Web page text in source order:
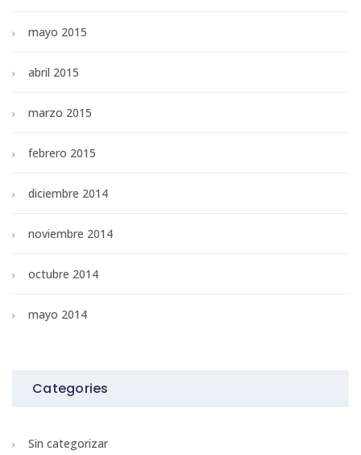
mayo 2015
abril 2015
marzo 2015
febrero 2015
diciembre 2014
noviembre 2014
octubre 2014
mayo 2014
Categories
Sin categorizar